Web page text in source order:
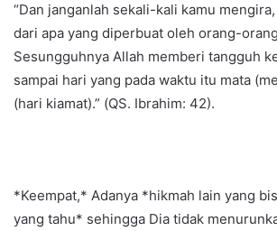
“Dan janganlah sekali-kali kamu
dari apa yang diperbuat oleh orang-
Sesungguhnya Allah memberi tangguh
sampai hari yang pada waktu itu mata
(hari kiamat).” (QS. Ibrahim: 42).
*Keempat,* Adanya *hikmah lain yang
yang tahu* sehingga Dia tidak